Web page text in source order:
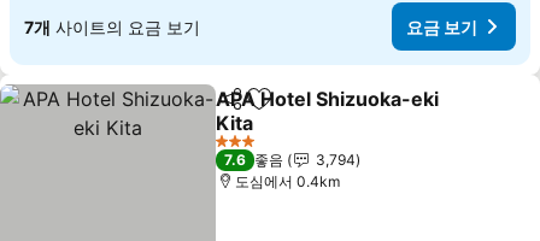
7개 사이트의 요금 보기 요금 보기
공유 즐겨찾기에 추가
APA Hotel Shizuoka-eki
Kita
3 성급
7.6 좋음
3,794
도심에서 0.4km